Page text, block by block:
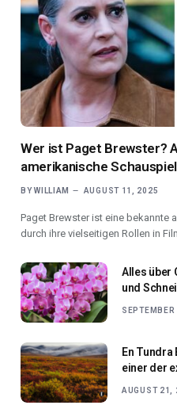
Wer ist Paget Brewster?
amerikanische
BY WILLIAM AUGUST 11, 2025
Paget Brewster ist eine bekannte
durch ihre vielseitigen Rollen in
Alles über
und
En
einer der
AUGUST 21,